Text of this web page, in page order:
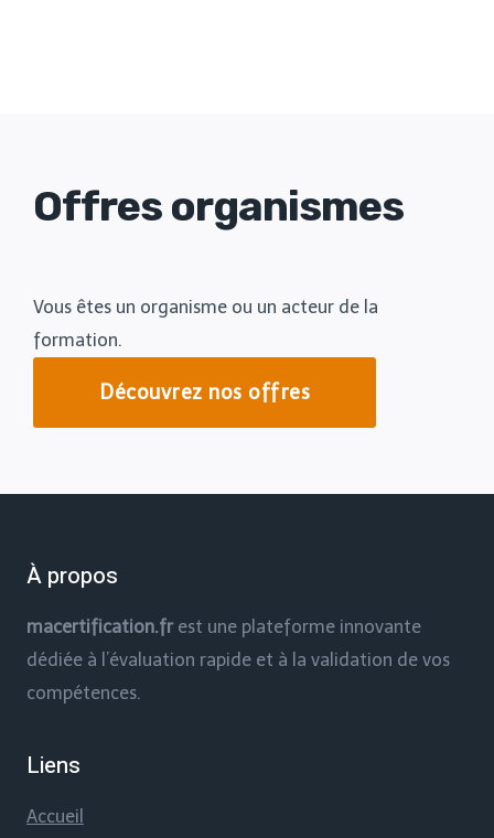
Offres organismes
Vous êtes un organisme ou un acteur de la
formation.
Découvrez nos offres
À propos
macertification.frest une plateforme innovante
dédiée à l’évaluation rapide et à la validation de vos
compétences.
Liens
Accueil